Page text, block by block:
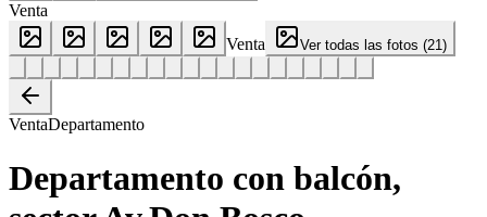
Venta
Venta
Ver todas las fotos (21)
VentaDepartamento
Departamento con balcón,